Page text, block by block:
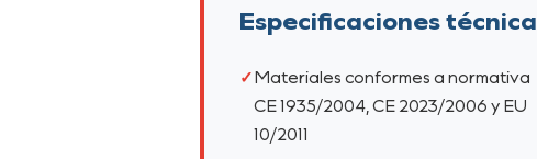
Especificaciones
Materiales conformes a normativa
CE 1935/2004, CE 2023/2006 y EU
10/2011